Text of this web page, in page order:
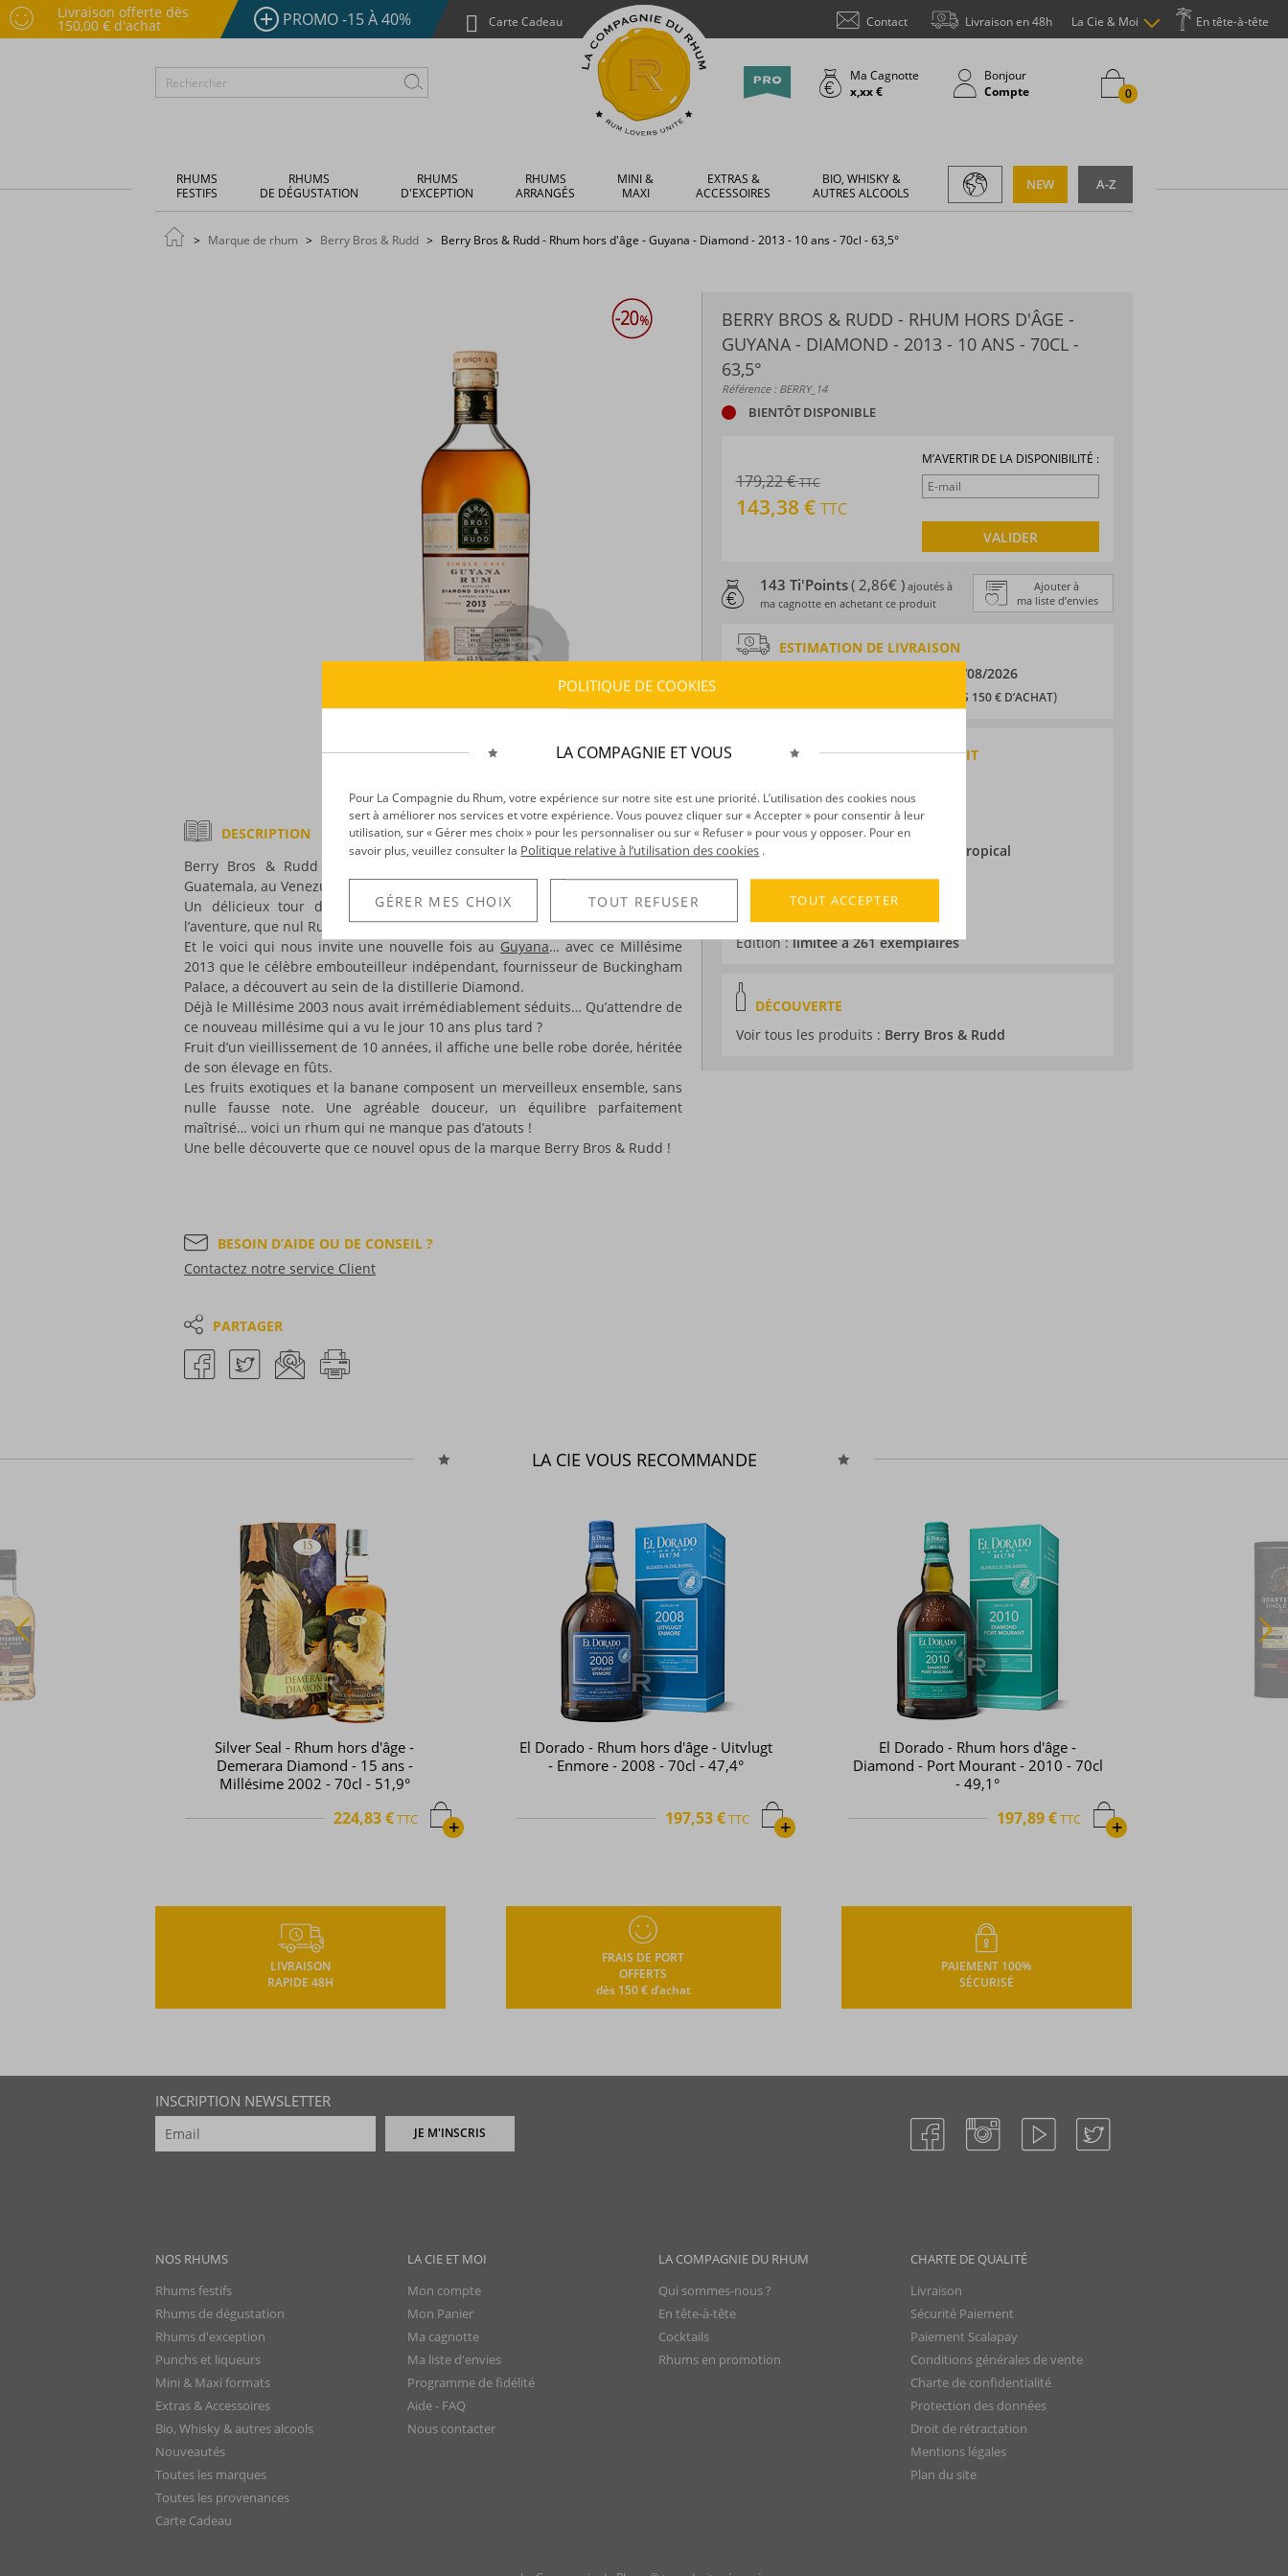
Livraison offerte dès
150,00 € d'achat PROMO -15 À 40% Carte Cadeau En tête-à-tête
La Cie & Moi
Livraison en 48h
Contact
Ma Cagnotte
x,xx €
Bonjour
Compte
0
RHUMS
FESTIFS
RHUMS
DE DÉGUSTATION
RHUMS
D'EXCEPTION
RHUMS
ARRANGÉS
MINI &
MAXI
EXTRAS &
ACCESSOIRES
BIO, WHISKY &
AUTRES ALCOOLS
A-Z
NEW
Marque de rhum Berry Bros & Rudd Berry Bros & Rudd - Rhum hors d'âge - Guyana - Diamond - 2013 - 10 ans - 70cl - 63,5°
BERRY BROS & RUDD - RHUM HORS D'ÂGE -
GUYANA - DIAMOND - 2013 - 10 ANS - 70CL -
63,5°
Référence : BERRY_14
BIENTÔT DISPONIBLE
179,22 €TTC
143,38 € TTC
M’AVERTIR DE LA DISPONIBILITÉ :
VALIDER
Ajouter à
ma liste d’envies
143 Ti'Points( 2,86€ )ajoutés à
ma cagnotte en achetant ce produit
ESTIMATION DE LIVRAISON
10/08/2026
OFFERTS DÈS 150 € D’ACHAT)
CARACTÉRISTIQUES DU PRODUIT
Provenance :Guyane Britannique
Distillation :Colonne
Environnement de vieillissement :
Tropical
Volume :70CL
Degré :63.5°
Edition :limitée à 261 exemplaires
DÉCOUVERTE
Voir tous les produits : Berry Bros & Rudd
DESCRIPTION
Berry Bros & Rudd nous a déjà fait voyager à Haïti, en Jamaïque, au
Guatemala, au Venezuela, au Nicaragua…
Un délicieux tour du monde, placé sous le signe de l’exotisme et de
l’aventure, que nul Rum Lover ne saurait refuser !
Et le voici qui nous invite une nouvelle fois auGuyana… avec ce Millésime
2013 que le célèbre embouteilleur indépendant, fournisseur de Buckingham
Palace, a découvert au sein de la distillerie Diamond.
Déjà le Millésime 2003 nous avait irrémédiablement séduits… Qu’attendre de
ce nouveau millésime qui a vu le jour 10 ans plus tard ?
Fruit d’un vieillissement de 10 années, il affiche une belle robe dorée, héritée
de son élevage en fûts.
Les fruits exotiques et la banane composent un merveilleux ensemble, sans
nulle fausse note. Une agréable douceur, un équilibre parfaitement
maîtrisé… voici un rhum qui ne manque pas d’atouts !
Une belle découverte que ce nouvel opus de la marque Berry Bros & Rudd !
BESOIN D’AIDE OU DE CONSEIL ?
Contactez notre service Client
PARTAGER
LA CIE VOUS RECOMMANDE
Silver Seal - Rhum hors d'âge -
Demerara Diamond - 15 ans -
Millésime 2002 - 70cl - 51,9°
+
224,83 €TTC
El Dorado - Rhum hors d'âge - Uitvlugt
- Enmore - 2008 - 70cl - 47,4°
+
197,53 €TTC
El Dorado - Rhum hors d'âge -
Diamond - Port Mourant - 2010 - 70cl
- 49,1°
+
197,89 €TTC
LIVRAISON
RAPIDE 48H
FRAIS DE PORT
OFFERTS
dès 150 € d’achat
PAIEMENT 100%
SÉCURISÉ
INSCRIPTION NEWSLETTER
JE M'INSCRIS
NOS RHUMS
Rhums festifs
Rhums de dégustation
Rhums d'exception
Punchs et liqueurs
Mini & Maxi formats
Extras & Accessoires
Bio, Whisky & autres alcools
Nouveautés
Toutes les marques
Toutes les provenances
Carte Cadeau
LA COMPAGNIE DU RHUM
Qui sommes-nous ?
En tête-à-tête
Cocktails
Rhums en promotion
LA CIE ET MOI
Mon compte
Mon Panier
Ma cagnotte
Ma liste d'envies
Programme de fidélité
Aide - FAQ
Nous contacter
CHARTE DE QUALITÉ
Livraison
Sécurité Paiement
Paiement Scalapay
Conditions générales de vente
Charte de confidentialité
Protection des données
Droit de rétractation
Mentions légales
Plan du site
POLITIQUE DE COOKIES
LA COMPAGNIE ET VOUS
Pour La Compagnie du Rhum, votre expérience sur notre site est une priorité. L’utilisation des cookies nous
sert à améliorer nos services et votre expérience. Vous pouvez cliquer sur « Accepter » pour consentir à leur
utilisation, sur « Gérer mes choix » pour les personnaliser ou sur « Refuser » pour vous y opposer. Pour en
savoir plus, veuillez consulter la Politique relative à l’utilisation des cookies .
GÉRER MES CHOIX TOUT REFUSER TOUT ACCEPTER